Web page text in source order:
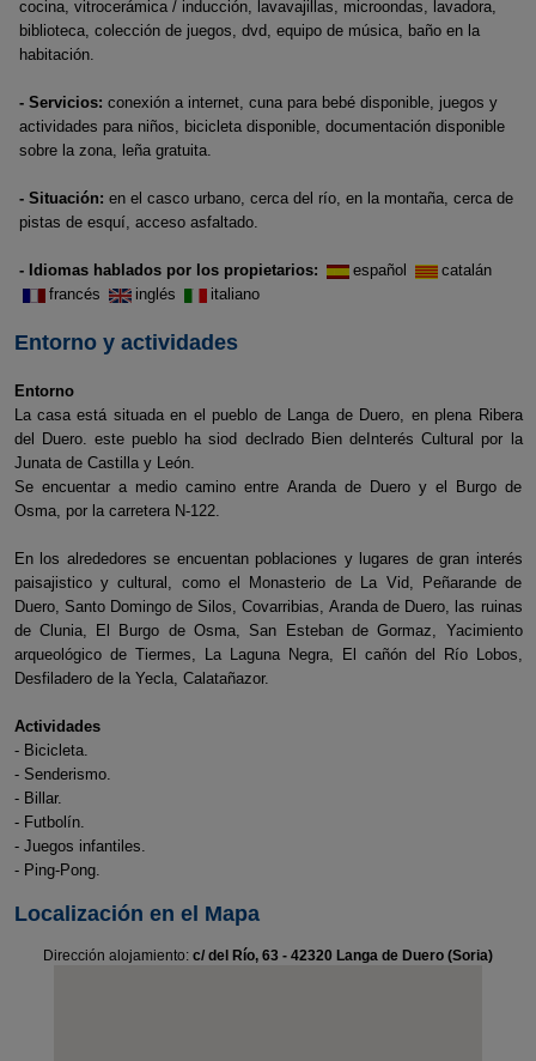
cocina, vitrocerámica / inducción, lavavajillas, microondas, lavadora,
biblioteca, colección de juegos, dvd, equipo de música, baño en la
habitación.
- Servicios: conexión a internet, cuna para bebé disponible, juegos y
actividades para niños, bicicleta disponible, documentación disponible
sobre la zona, leña gratuita.
- Situación: en el casco urbano, cerca del río, en la montaña, cerca de
pistas de esquí, acceso asfaltado.
- Idiomas hablados por los propietarios: español
catalán
francés
inglés italiano
Entorno y actividades
Entorno
La casa está situada en el pueblo de Langa de Duero, en plena Ribera
del Duero. este pueblo ha siod declrado Bien deInterés Cultural por la
Junata de Castilla y León.
Se encuentar a medio camino entre Aranda de Duero y el Burgo de
Osma, por la carretera N-122.
En los alrededores se encuentan poblaciones y lugares de gran interés
paisajistico y cultural, como el Monasterio de La Vid, Peñarande de
Duero, Santo Domingo de Silos, Covarribias, Aranda de Duero, las ruinas
de Clunia, El Burgo de Osma, San Esteban de Gormaz, Yacimiento
arqueológico de Tiermes, La Laguna Negra, El cañón del Río Lobos,
Desfiladero de la Yecla, Calatañazor.
Actividades
- Bicicleta.
- Senderismo.
- Billar.
- Futbolín.
- Juegos infantiles.
- Ping-Pong.
Localización en el Mapa
Dirección alojamiento: c/ del Río, 63 - 42320 Langa de Duero (Soria)